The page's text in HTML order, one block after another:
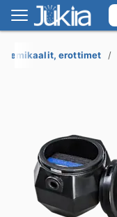
Siirry
navigointiin
Siirry
sisältöön
kemikaalit, erottimet